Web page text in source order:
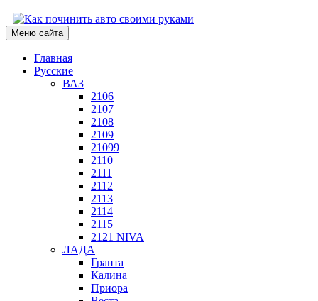
Меню сайта
Главная
Русские
ВАЗ
2106
2107
2108
2109
21099
2110
2111
2112
2113
2114
2115
2121 NIVA
ЛАДА
Гранта
Калина
Приора